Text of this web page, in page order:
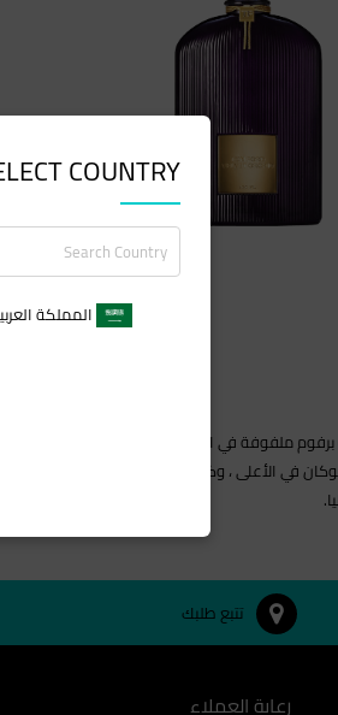
في الأعلى ، وكشف النقابات عن سحر النيجري.
تتبع طلبك
رعاية العملاء
COUNTRY
المملكة